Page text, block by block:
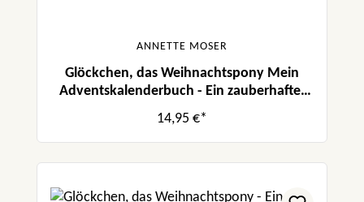
ANNETTE MOSER
Glöckchen, das Weihnachtspony Mein
Adventskalenderbuch - Ein zauberhafter
Wunsch
14,95 €*